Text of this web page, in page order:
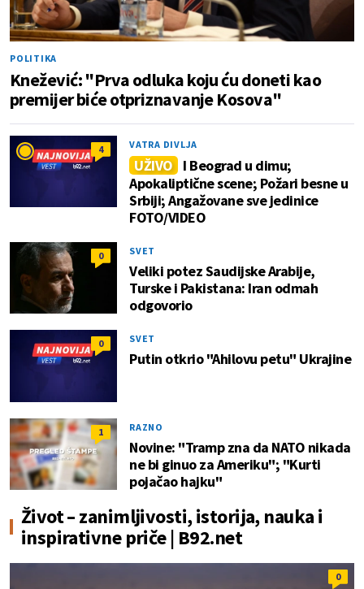
POLITIKA
Knežević: "Prva odluka koju ću doneti kao
premijer biće otpriznavanje Kosova"
4 VATRA DIVLJA
UŽIVO I Beograd u dimu;
Apokaliptične scene; Požari besne u
Srbiji; Angažovane sve jedinice
FOTO/VIDEO
0 SVET
Veliki potez Saudijske Arabije,
Turske i Pakistana: Iran odmah
odgovorio
0 SVET
Putin otkrio "Ahilovu petu" Ukrajine
1 RAZNO
Novine: "Tramp zna da NATO nikada
ne bi ginuo za Ameriku"; "Kurti
pojačao hajku"
Život – zanimljivosti, istorija, nauka i
inspirativne priče | B92.net
0